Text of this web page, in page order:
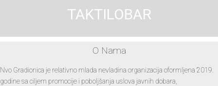
TAKTILOBAR
O Nama
Nvo Gradionica je relativno mlada nevladina organizacija oformljena 2019.
godine sa ciljem promocije i poboljšanja uslova javnih dobara,